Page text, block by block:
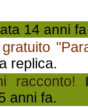
14 anni
replica.
racconto!
anni fa.